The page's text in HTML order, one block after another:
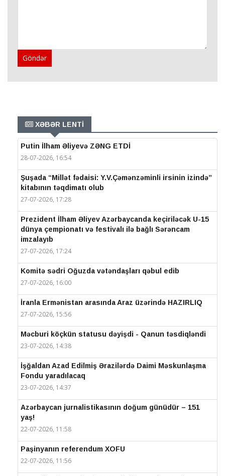
Göndər
XƏBƏR LENTİ
Putin İlham Əliyevə ZƏNG ETDİ
28-07-2026, 16:54
Şuşada “Millət fədaisi: Y.V.Çəmənzəminli irsinin izində”
kitabının təqdimatı olub
27-07-2026, 17:28
Prezident İlham Əliyev Azərbaycanda keçiriləcək U-15
dünya çempionatı və festivalı ilə bağlı Sərəncam
imzalayıb
27-07-2026, 17:24
Komitə sədri Oğuzda vətəndaşları qəbul edib
27-07-2026, 16:00
İranla Ermənistan arasında Araz üzərində HAZIRLIQ
27-07-2026, 15:56
Məcburi köçkün statusu dəyişdi - Qanun təsdiqləndi
23-07-2026, 14:38
İşğaldan Azad Edilmiş Ərazilərdə Daimi Məskunlaşma
Fondu yaradılacaq
23-07-2026, 14:37
Azərbaycan jurnalistikasının doğum günüdür – 151
yaş!
22-07-2026, 11:58
Paşinyanın referendum XOFU
22-07-2026, 11:56